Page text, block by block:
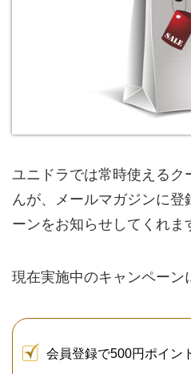
ユニドラでは常時使えるク
んが、メールマガジンに
ーンをお知らせしてくれま
現在実施中のキャンペーン
会員登録で500円ポイン